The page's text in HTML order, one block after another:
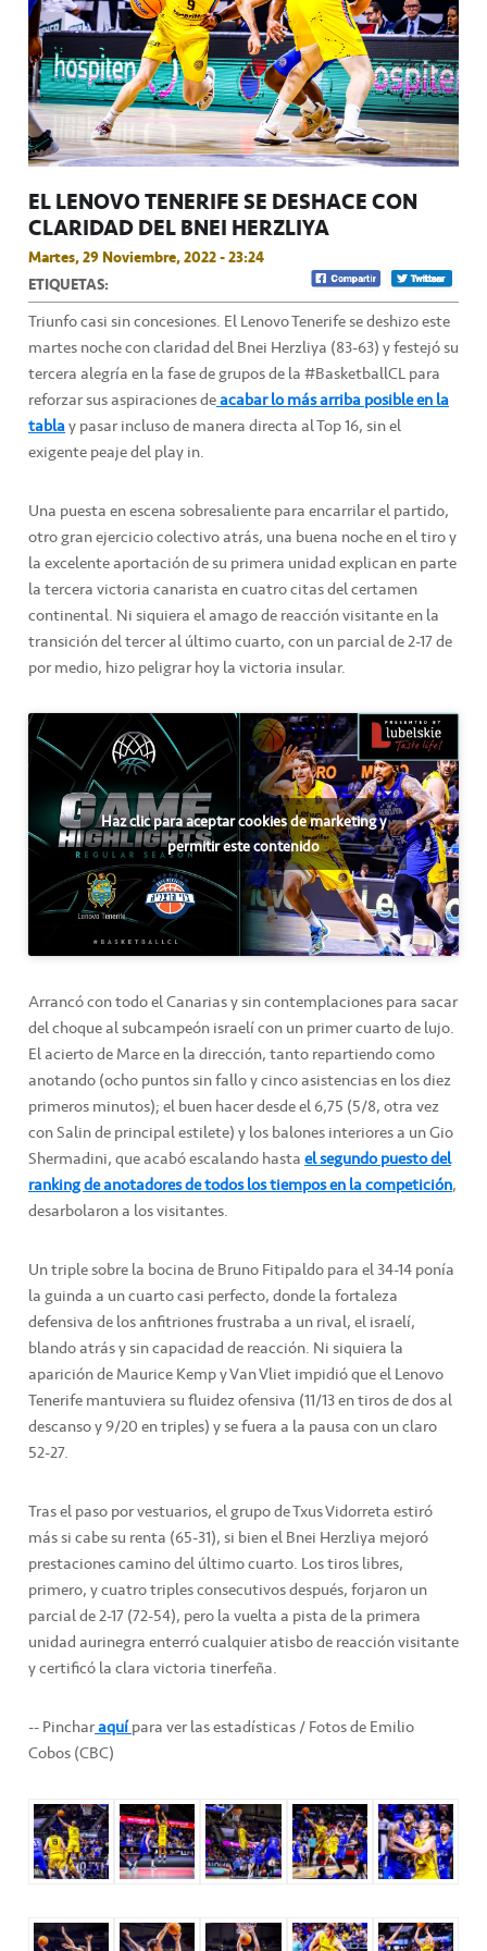
EL LENOVO TENERIFE SE DESHACE CON
CLARIDAD DEL BNEI HERZLIYA
Martes, 29 Noviembre, 2022 - 23:24
ETIQUETAS:
Triunfo casi sin concesiones. El Lenovo Tenerife se deshizo este
martes noche con claridad del Bnei Herzliya (83-63) y festejó su
tercera alegría en la fase de grupos de la #BasketballCL para
reforzar sus aspiraciones deacabar lo más arriba posible en la
tablay pasar incluso de manera directa al Top 16, sin el
exigente peaje del play in.
Una puesta en escena sobresaliente para encarrilar el partido,
otro gran ejercicio colectivo atrás, una buena noche en el tiro y
la excelente aportación de su primera unidad explican en parte
la tercera victoria canarista en cuatro citas del certamen
continental. Ni siquiera el amago de reacción visitante en la
transición del tercer al último cuarto, con un parcial de 2-17 de
por medio, hizo peligrar hoy la victoria insular.
Haz clic para aceptar cookies de marketing y
permitir este contenido
Arrancó con todo el Canarias y sin contemplaciones para sacar
del choque al subcampeón israelí con un primer cuarto de lujo.
El acierto de Marce en la dirección, tanto repartiendo como
anotando (ocho puntos sin fallo y cinco asistencias en los diez
primeros minutos); el buen hacer desde el 6,75 (5/8, otra vez
con Salin de principal estilete) y los balones interiores a un Gio
Shermadini, que acabó escalando hastael segundo puesto del
ranking de anotadores de todos los tiempos en la competición,
desarbolaron a los visitantes.
Un triple sobre la bocina de Bruno Fitipaldo para el 34-14 ponía
la guinda a un cuarto casi perfecto, donde la fortaleza
defensiva de los anfitriones frustraba a un rival, el israelí,
blando atrás y sin capacidad de reacción. Ni siquiera la
aparición de Maurice Kemp y Van Vliet impidió que el Lenovo
Tenerife mantuviera su fluidez ofensiva (11/13 en tiros de dos al
descanso y 9/20 en triples) y se fuera a la pausa con un claro
52-27.
Tras el paso por vestuarios, el grupo de Txus Vidorreta estiró
más si cabe su renta (65-31), si bien el Bnei Herzliya mejoró
prestaciones camino del último cuarto. Los tiros libres,
primero, y cuatro triples consecutivos después, forjaron un
parcial de 2-17 (72-54), pero la vuelta a pista de la primera
unidad aurinegra enterró cualquier atisbo de reacción visitante
y certificó la clara victoria tinerfeña.
-- Pincharaquípara ver las estadísticas / Fotos de Emilio
Cobos (CBC)